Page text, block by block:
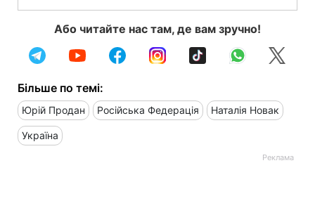
Або читайте нас там, де вам зручно!
Більше по темі:
Юрій Продан Російська Федерація Наталія Новак
Україна